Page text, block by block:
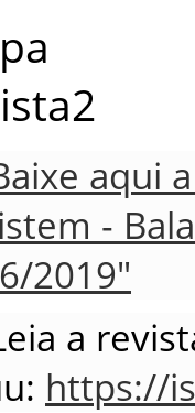
aqui
-
2019"
a
https://